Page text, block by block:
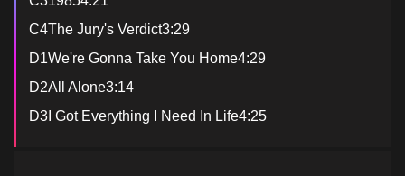
C4The Jury's Verdict3:29
D1We're Gonna Take You Home4:29
D2All Alone3:14
D3I Got Everything I Need In Life4:25